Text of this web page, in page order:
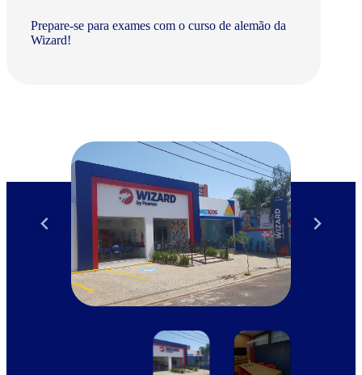
Prepare-se para exames com o curso de alemão da
Wizard!